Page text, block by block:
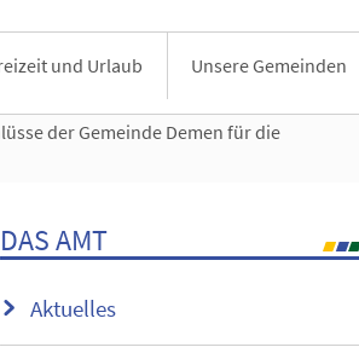
und Urlaub Unsere Gemeinden
der Gemeinde Demen für die
DAS AMT
Aktuelles